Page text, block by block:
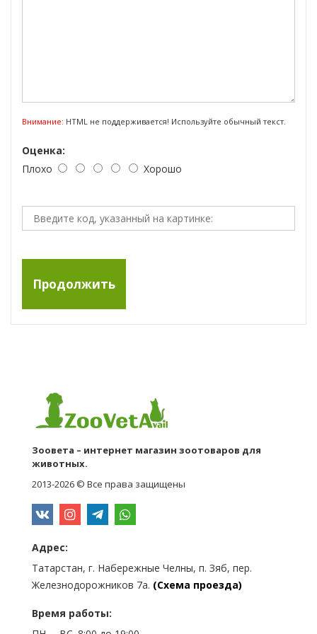
Внимание: HTML не поддерживается! Используйте обычный текст.
Оценка:
Плохо
Хорошо
Продолжить
Зоовета – интернет магазин зоотоваров для
животных.
2013-2026 © Все права защищены
Адрес:
Татарстан, г. Набережные Челны, п. Зяб, пер.
Железнодорожников 7а. (Схема проезда)
Время работы: